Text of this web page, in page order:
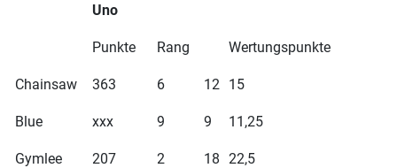
Uno
Punkte Rang Wertungspunkte
Chainsaw 363 6 12 15
Blue xxx 9 9 11,25
Gymlee 207 2 18 22,5